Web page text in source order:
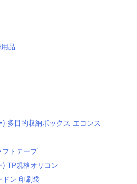
品
多目的収納ボックス エコンス
フトテープ
TP規格オリコン
ドン 印刷袋